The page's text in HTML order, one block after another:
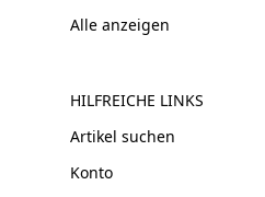
Alle anzeigen
HILFREICHE LINKS
Artikel suchen
Konto